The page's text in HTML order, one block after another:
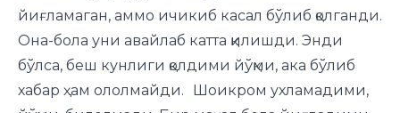
йиғламаган, аммо ичикиб касал бўлиб қолганди.
Она-бола уни авайлаб катта қилишди. Энди
бўлса, беш кунлиги қолдими йўқми, ака бўлиб
хабар ҳам ололмайди. Шоикром ухламадими,